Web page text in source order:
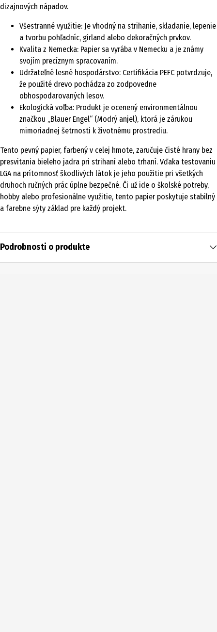
dizajnových nápadov.
Všestranné využitie: Je vhodný na strihanie, skladanie, lepenie
a tvorbu pohľadníc, girland alebo dekoračných prvkov.
Kvalita z Nemecka: Papier sa vyrába v Nemecku a je známy
svojím precíznym spracovaním.
Udržateľné lesné hospodárstvo: Certifikácia PEFC potvrdzuje,
že použité drevo pochádza zo zodpovedne
obhospodarovaných lesov.
Ekologická voľba: Produkt je ocenený environmentálnou
značkou „Blauer Engel“ (Modrý anjel), ktorá je zárukou
mimoriadnej šetrnosti k životnému prostrediu.
Tento pevný papier, farbený v celej hmote, zaručuje čisté hrany bez
presvitania bieleho jadra pri strihaní alebo trhaní. Vďaka testovaniu
LGA na prítomnosť škodlivých látok je jeho použitie pri všetkých
druhoch ručných prác úplne bezpečné. Či už ide o školské potreby,
hobby alebo profesionálne využitie, tento papier poskytuje stabilný
a farebne sýty základ pre každý projekt.
Podrobnosti o produkte